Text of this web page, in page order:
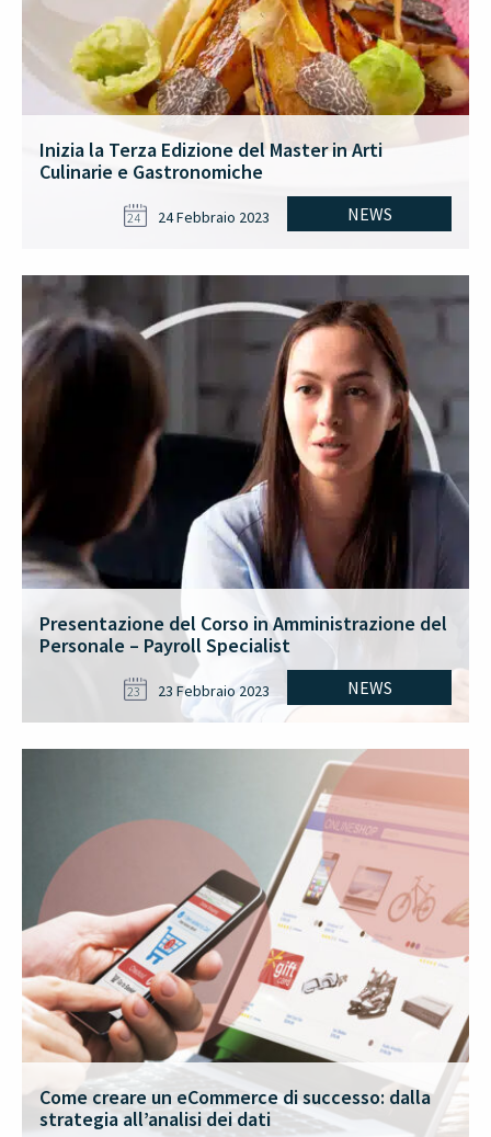
Inizia la Terza Edizione del Master in Arti
Culinarie e Gastronomiche
NEWS
24 24 Febbraio 2023
Presentazione del Corso in Amministrazione del
Personale – Payroll Specialist
NEWS
23 23 Febbraio 2023
Come creare un eCommerce di successo: dalla
strategia all’analisi dei dati